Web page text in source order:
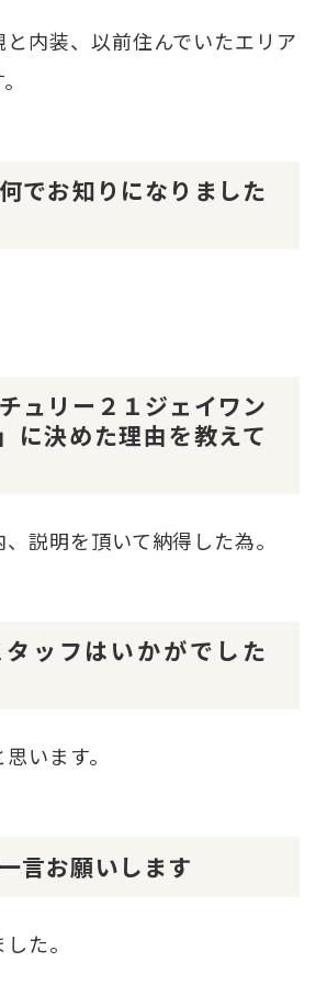
内装、以前住んでいたエリア
でお知りになりました
ュリー２１ジェイワン
に決めた理由を教えて
説明を頂いて納得した為。
ッフはいかがでした
います。
言お願いします
た。